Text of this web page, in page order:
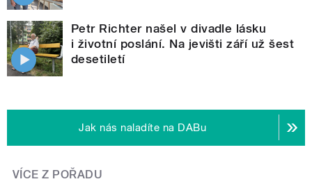
Petr Richter našel v divadle lásku
i životní poslání. Na jevišti září už šest
desetiletí
Jak nás naladíte na DABu
VÍCE Z POŘADU